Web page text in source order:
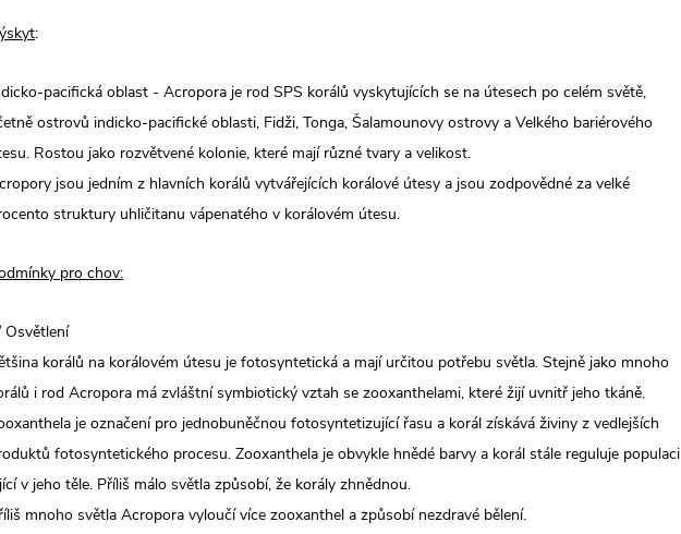
:
pacifická oblast - Acropora je rod SPS korálů vyskytujících se na útesech po celém světě,
ostrovů indicko-pacifické oblasti, Fidži, Tonga, Šalamounovy ostrovy a Velkého bariérového
Rostou jako rozvětvené kolonie, které mají různé tvary a velikost.
jsou jedním z hlavních korálů vytvářejících korálové útesy a jsou zodpovědné za velké
struktury uhličitanu vápenatého v korálovém útesu.
pro chov:
Osvětlení
korálů na korálovém útesu je fotosyntetická a mají určitou potřebu světla. Stejně jako mnoho
i rod Acropora má zvláštní symbiotický vztah se zooxanthelami, které žijí uvnitř jeho tkáně.
je označení pro jednobuněčnou fotosyntetizující řasu a korál získává živiny z vedlejších
fotosyntetického procesu. Zooxanthela je obvykle hnědé barvy a korál stále reguluje populaci
v jeho těle. Příliš málo světla způsobí, že korály zhnědnou.
mnoho světla Acropora vyloučí více zooxanthel a způsobí nezdravé bělení.